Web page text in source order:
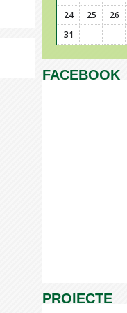
24
25 26
31
FACEBOOK
PROIECTE